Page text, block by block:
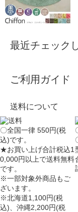
最近チェック
ご利用ガイド
送料について
〇全国一律 550円(税
込)です。
★お買い上げ合計税込1
0,000円以上で送料無料
です。
※一部対象外商品もご
ざいます。
※北海道1,100円(税
込)、沖縄2,200円(税